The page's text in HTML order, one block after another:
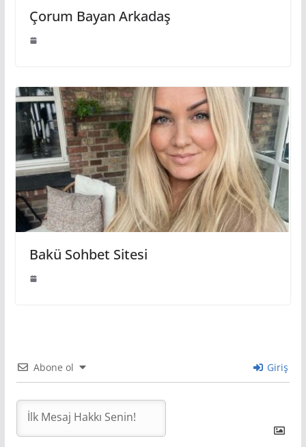
Çorum Bayan Arkadaş
Bakü Sohbet Sitesi
Abone ol Giriş